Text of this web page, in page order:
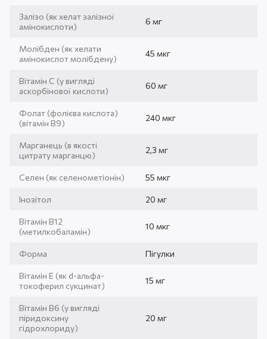
Залізо (як хелат залізної
амінокислоти)
6 мг
Молібден (як хелати
амінокислот молібдену)
45 мкг
Вітамін С (у вигляді
аскорбінової кислоти)
60 мг
Фолат (фолієва кислота)
(вітамін В9)
240 мкг
Марганець (в якості
цитрату марганцю)
2,3 мг
Селен (як селенометіонін) 55 мкг
Інозітол 20 мг
Вітамін В12
(метилкобаламін)
10 мкг
Форма Пігулки
Вітамін Е (як d-альфа-
токоферил сукцинат)
15 мг
Вітамін B6 (у вигляді
піридоксину
гідрохлориду)
20 мг